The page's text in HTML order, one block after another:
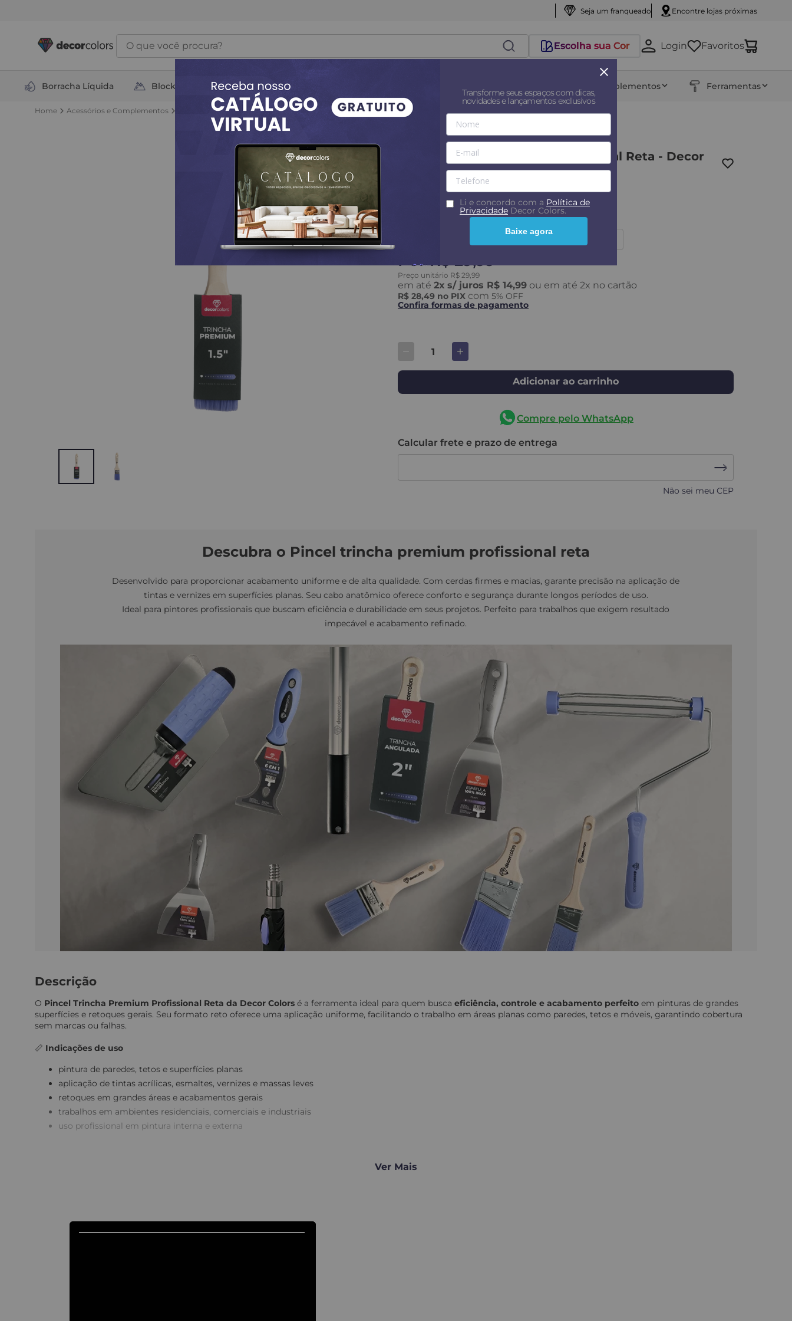
Seja um franqueado Encontre lojas próximas
O que você procura?
Escolha sua Cor Login Favoritos
Borracha Líquida Block Total Soluções Complementos Ferramentas
Acessórios e Complementos Ferramentas Pincéis Pincel trincha premium profissional Reta - Decor Colors
Pincel trincha premium profissional Reta - Decor
1.5
PorR$ 29,99
Preço unitário R$ 29,99
em até 2x s/ juros R$ 14,99 ou em até 2x no cartão
R$ 28,49 no PIX com 5% OFF
Confira formas de pagamento
Adicionar ao carrinho
Compre pelo WhatsApp
Calcular frete e prazo de entrega
Não sei meu CEP
Descubra o Pincel trincha premium profissional reta
Desenvolvido para proporcionar acabamento uniforme e de alta qualidade. Com cerdas firmes e macias, garante precisão na aplicação de
tintas e vernizes em superfícies planas. Seu cabo anatômico oferece conforto e segurança durante longos períodos de uso.
Ideal para pintores profissionais que buscam eficiência e durabilidade em seus projetos. Perfeito para trabalhos que exigem resultado
impecável e acabamento refinado.
Descrição
O Pincel Trincha Premium Profissional Reta da Decor Colors é a ferramenta ideal para quem busca eficiência, controle e acabamento perfeito em pinturas de grandes
superfícies e retoques gerais. Seu formato reto oferece uma aplicação uniforme, facilitando o trabalho em áreas planas como paredes, tetos e móveis, garantindo cobertura
sem marcas ou falhas.
📏 Indicações de uso
pintura de paredes, tetos e superfícies planas
aplicação de tintas acrílicas, esmaltes, vernizes e massas leves
retoques em grandes áreas e acabamentos gerais
trabalhos em ambientes residenciais, comerciais e industriais
uso profissional em pintura interna e externa
cerdas premium de alta densidade:
Ver Mais
Transforme seus espaços com dicas,
novidades e lançamentos exclusivos
Li e concordo com a Política de
Privacidade Decor Colors.
Baixe agora